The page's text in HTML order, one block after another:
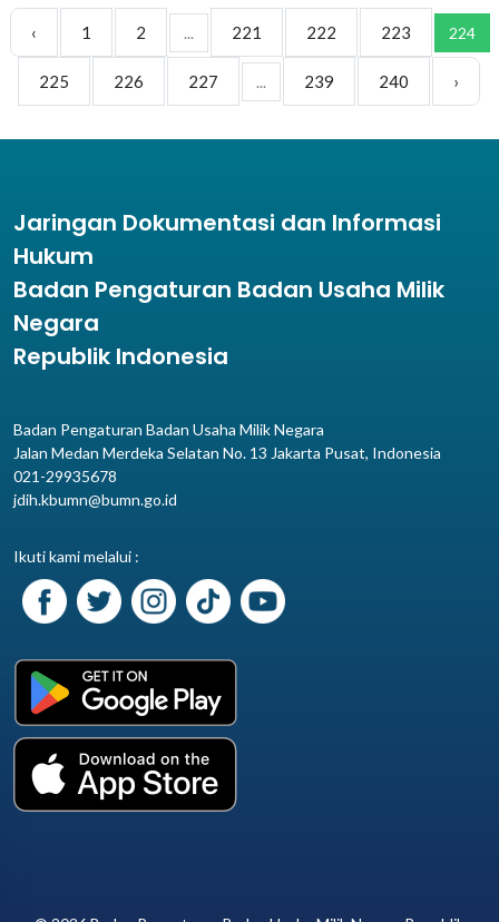
‹ 1 2 ... 221 222 223 224
225 226 227 ... 239 240 ›
Jaringan Dokumentasi dan Informasi
Hukum
Badan Pengaturan Badan Usaha Milik
Negara
Republik Indonesia
Badan Pengaturan Badan Usaha Milik Negara
Jalan Medan Merdeka Selatan No. 13 Jakarta Pusat, Indonesia
021-29935678
jdih.kbumn@bumn.go.id
Ikuti kami melalui :